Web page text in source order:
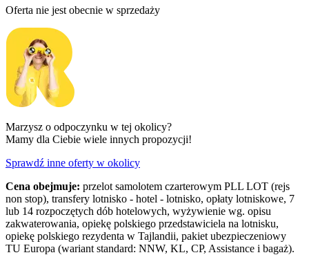
Oferta nie jest obecnie w sprzedaży
Marzysz o odpoczynku w tej okolicy?
Mamy dla Ciebie wiele innych propozycji!
Sprawdź inne oferty w okolicy
Cena obejmuje: przelot samolotem czarterowym PLL LOT (rejs
non stop), transfery lotnisko - hotel - lotnisko, opłaty lotniskowe, 7
lub 14 rozpoczętych dób hotelowych, wyżywienie wg. opisu
zakwaterowania, opiekę polskiego przedstawiciela na lotnisku,
opiekę polskiego rezydenta w Tajlandii, pakiet ubezpieczeniowy
TU Europa (wariant standard: NNW, KL, CP, Assistance i bagaż).